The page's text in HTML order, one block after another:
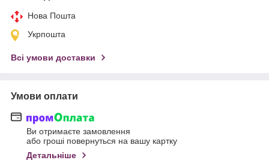
Нова Пошта
Укрпошта
Всі умови доставки
Умови оплати
Ви отримаєте замовлення
або гроші повернуться на вашу картку
Детальніше